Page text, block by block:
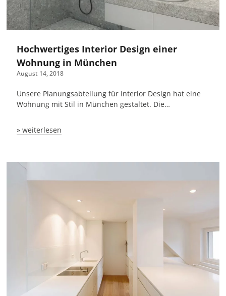
Hochwertiges Interior Design einer
Wohnung in München
August 14, 2018
Unsere Planungsabteilung für Interior Design hat eine
Wohnung mit Stil in München gestaltet. Die…
» weiterlesen